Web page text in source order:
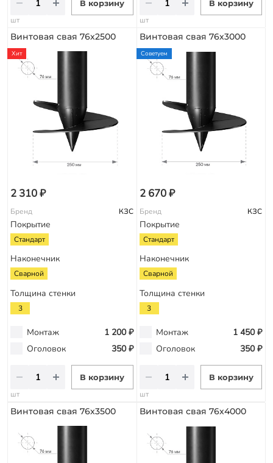
В корзину
шт
В корзину
шт
Винтовая свая 76х2500
Хит
2 310 ₽
Бренд КЗС
Покрытие
Стандарт
Наконечник
Сварной
Толщина стенки
3
Монтаж
1 200 ₽
Оголовок
350 ₽
В корзину
шт
Винтовая свая 76х3000
Советуем
2 670 ₽
Бренд КЗС
Покрытие
Стандарт
Наконечник
Сварной
Толщина стенки
3
Монтаж
1 450 ₽
Оголовок
350 ₽
В корзину
шт
Винтовая свая 76х3500 Винтовая свая 76х4000